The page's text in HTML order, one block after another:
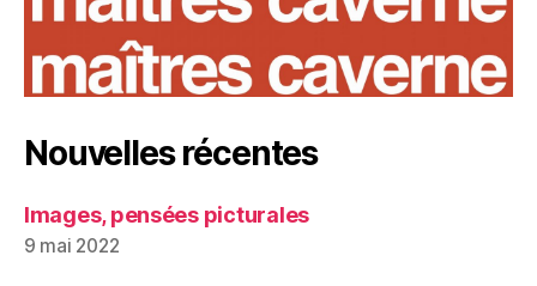
Nouvelles récentes
Images, pensées picturales
9 mai 2022